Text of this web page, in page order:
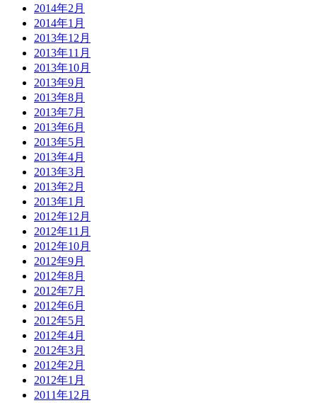
2014年2月
2014年1月
2013年12月
2013年11月
2013年10月
2013年9月
2013年8月
2013年7月
2013年6月
2013年5月
2013年4月
2013年3月
2013年2月
2013年1月
2012年12月
2012年11月
2012年10月
2012年9月
2012年8月
2012年7月
2012年6月
2012年5月
2012年4月
2012年3月
2012年2月
2012年1月
2011年12月